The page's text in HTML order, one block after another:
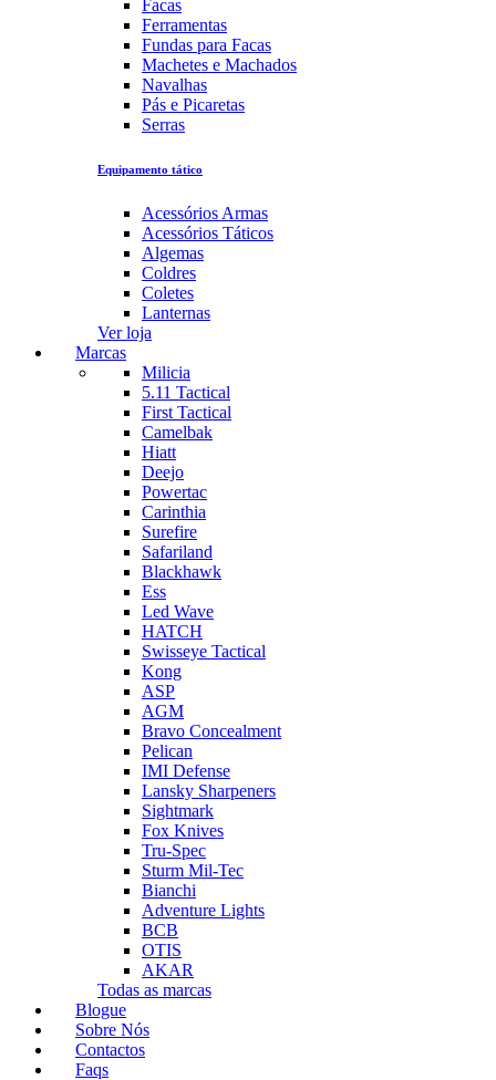
Facas
Ferramentas
Fundas para Facas
Machetes e Machados
Navalhas
Pás e Picaretas
Serras
Equipamento tático
Acessórios Armas
Acessórios Táticos
Algemas
Coldres
Coletes
Lanternas
Ver loja
Marcas
Milicia
5.11 Tactical
First Tactical
Camelbak
Hiatt
Deejo
Powertac
Carinthia
Surefire
Safariland
Blackhawk
Ess
Led Wave
HATCH
Swisseye Tactical
Kong
ASP
AGM
Bravo Concealment
Pelican
IMI Defense
Lansky Sharpeners
Sightmark
Fox Knives
Tru-Spec
Sturm Mil-Tec
Bianchi
Adventure Lights
BCB
OTIS
AKAR
Todas as marcas
Blogue
Sobre Nós
Contactos
Faqs